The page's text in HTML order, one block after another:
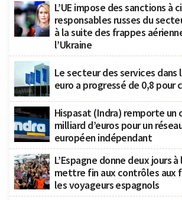
L’UE impose des sanctions à
responsables russes du
à la suite des frappes
l’Ukraine
Le secteur des services dans
euro a progressé de 0,8 pour
Hispasat (Indra) remporte un
milliard d’euros pour un
européen indépendant
L’Espagne donne deux jours
mettre fin aux contrôles aux
les voyageurs espagnols